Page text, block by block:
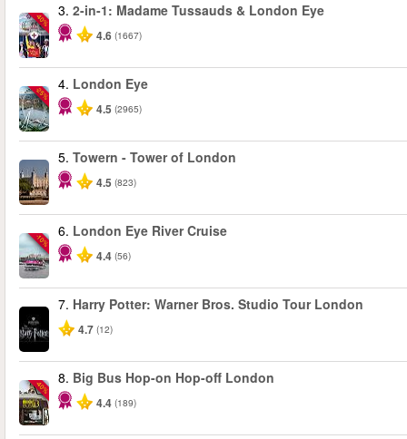
-40%
3. 2-in-1: Madame Tussauds & London Eye
4.6 (1667)
-25%
4. London Eye
4.5 (2965)
5. Towern - Tower of London
4.5 (823)
-10%
6. London Eye River Cruise
4.4 (56)
7. Harry Potter: Warner Bros. Studio Tour London
4.7 (12)
-40%
8. Big Bus Hop-on Hop-off London
4.4 (189)